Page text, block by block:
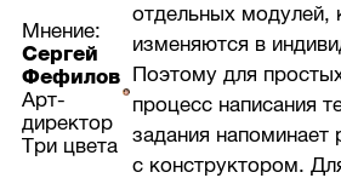
Мнение:
Сергей
Фефилов
Арт-
директор
Три цвета
отдельных модулей,
изменяются в
Поэтому для
процесс написания
задания напоминает
с конструктором.